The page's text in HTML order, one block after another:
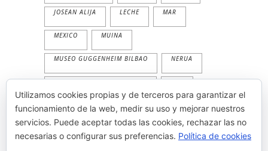
JOSEAN ALIJA LECHE MAR
MEXICO MUINA
MUSEO GUGGENHEIM BILBAO NERUA
NERUA GUGGENHEIM BILBAO PAN
PESCADO PLANTA PRIMAVERA
PRODUCTOS TEMPORALIDAD
Utilizamos cookies propias y de terceros para garantizar el
funcionamiento de la web, medir su uso y mejorar nuestros
servicios. Puede aceptar todas las cookies, rechazar las no
necesarias o configurar sus preferencias. Política de cookies